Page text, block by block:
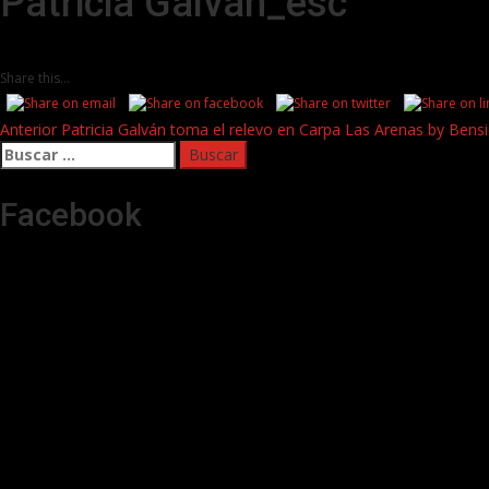
Share this...
Post
navigation
Anterior Patricia Galván toma el relevo en Carpa Las Arenas by
Buscar:
Facebook